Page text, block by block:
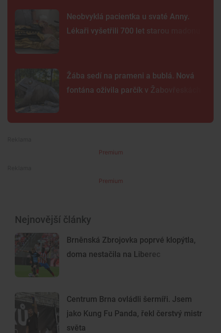
Neobvyklá pacientka u svaté Anny.
Lékaři vyšetřili 700 let starou madonu
Žába sedí na prameni a bublá. Nová
fontána oživila parčík v Žabovřeskách
Premium
Premium
Nejnovější články
Brněnská Zbrojovka poprvé klopýtla,
doma nestačila na Liberec
Centrum Brna ovládli šermíři. Jsem
jako Kung Fu Panda, řekl čerstvý mistr
světa